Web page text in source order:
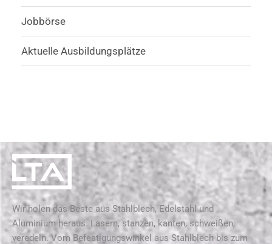
Jobbörse
Aktuelle Ausbildungsplätze
Wir holen das Beste aus Stahlblech, Edelstahl und
Aluminium heraus. Lasern, stanzen, kanten, schweißen,
veredeln. Vom Befestigungswinkel aus Stahlblech bis zum